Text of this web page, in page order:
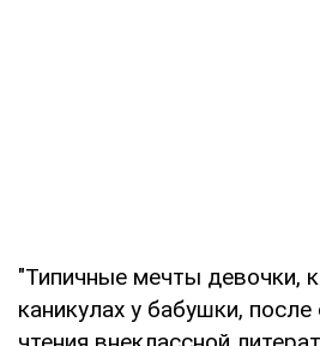
"Типичные мечты девочки,
каникулах у бабушки, после